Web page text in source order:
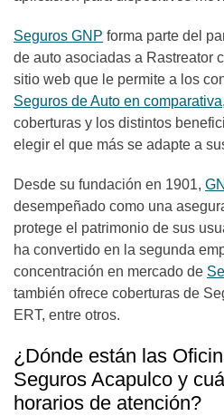
Seguros GNP forma parte del
de auto asociadas a Rastreator
sitio web que le permite a los
Seguros de Auto en comparativa
coberturas y los distintos
elegir el que más se adapte a
Desde su fundación en 1901,
desempeñado como una
protege el patrimonio de sus
ha convertido en la segunda
concentración en mercado de
también ofrece coberturas de
ERT, entre otros.
¿Dónde están las
Seguros Acapulco y
horarios de atención?